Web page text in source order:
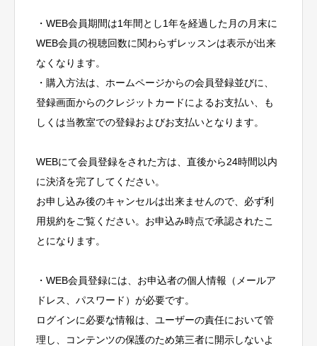
・WEB会員期間は1年間とし1年を経過した月の月末に
WEB会員の視聴回数に関わらずレッスンは表示が出来
なくなります。
・購入方法は、ホームページからの会員登録並びに、
登録画面からのクレジットカードによるお支払い、も
しくは当教室での登録およびお支払いとなります。
WEBにて会員登録をされた方は、直後から24時間以内
に決済を完了してください。
お申し込み後のキャンセルは出来ませんので、必ず利
用規約をご覧ください。お申込み時点で承認されたこ
とになります。
・WEB会員登録には、お申込者の個人情報（メールア
ドレス、パスワード）が必要です。
ログインに必要な情報は、ユーザーの責任において管
理し、コンテンツの保護のため第三者に開示しないよ